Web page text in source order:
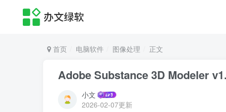
首页 电脑软件 图像处理 正文
Adobe Substance 3D Modeler
小文
2026-02-07更新